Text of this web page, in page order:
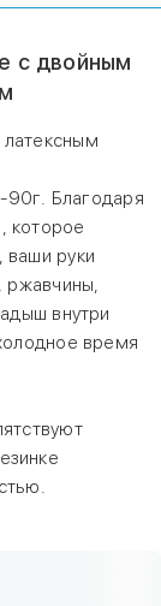
с двойным
90г. Благодаря
которое
ваши руки
ржавчины,
внутри
время